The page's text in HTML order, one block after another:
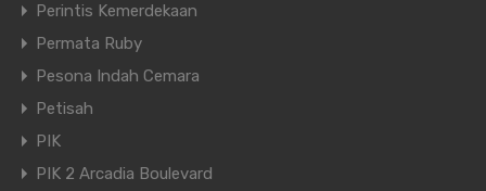
Perintis Kemerdekaan
Permata Ruby
Pesona Indah Cemara
Petisah
PIK
PIK 2 Arcadia Boulevard